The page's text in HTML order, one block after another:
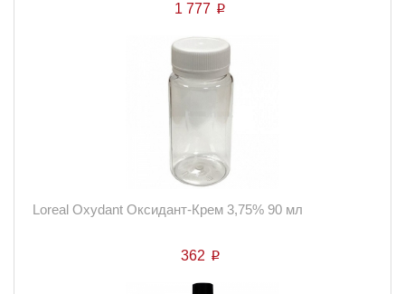
1 777 p
Loreal Oxydant Оксидант-Крем 3,75% 90 мл
362 p